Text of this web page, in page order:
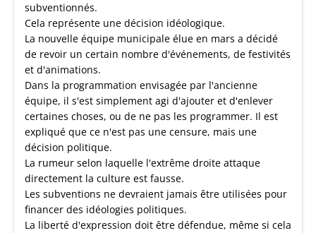
subventionnés.
Cela représente une décision idéologique.
La nouvelle équipe municipale élue en mars a décidé
de revoir un certain nombre d'événements, de festivités
et d'animations.
Dans la programmation envisagée par l'ancienne
équipe, il s'est simplement agi d'ajouter et d'enlever
certaines choses, ou de ne pas les programmer. Il est
expliqué que ce n'est pas une censure, mais une
décision politique.
La rumeur selon laquelle l'extrême droite attaque
directement la culture est fausse.
Les subventions ne devraient jamais être utilisées pour
financer des idéologies politiques.
La liberté d'expression doit être défendue, même si cela